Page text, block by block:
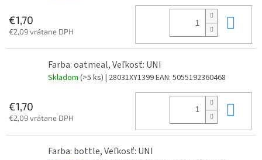
€1,70
€2,09 vrátane DPH
Farba: oatmeal, Veľkosť: UNI
Skladom (>5 ks) | 28031XY1399EAN: 5055192360468
€1,70
€2,09 vrátane DPH
Farba: bottle, Veľkosť: UNI